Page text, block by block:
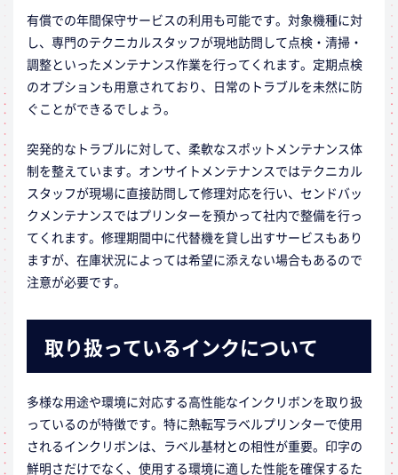
有償での年間保守サービスの利用も可能です。対象機種に対
し、専門のテクニカルスタッフが現地訪問して点検・清掃・
調整といったメンテナンス作業を行ってくれます。定期点検
のオプションも用意されており、日常のトラブルを未然に防
ぐことができるでしょう。
突発的なトラブルに対して、柔軟なスポットメンテナンス体
制を整えています。オンサイトメンテナンスではテクニカル
スタッフが現場に直接訪問して修理対応を行い、センドバッ
クメンテナンスではプリンターを預かって社内で整備を行っ
てくれます。修理期間中に代替機を貸し出すサービスもあり
ますが、在庫状況によっては希望に添えない場合もあるので
注意が必要です。
取り扱っているインクについて
多様な用途や環境に対応する高性能なインクリボンを取り扱
っているのが特徴です。特に熱転写ラベルプリンターで使用
されるインクリボンは、ラベル基材との相性が重要。印字の
鮮明さだけでなく、使用する環境に適した性能を確保するた